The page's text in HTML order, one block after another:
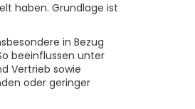
haben. Grundlage ist
in Bezug
beeinflussen unter
Vertrieb sowie
oder geringer